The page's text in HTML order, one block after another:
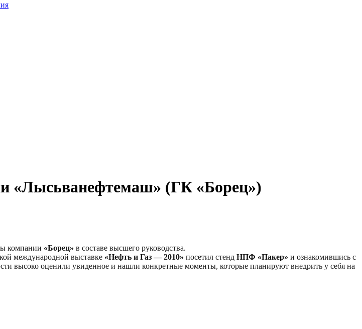
«Лысьванефтемаш» (ГК «Борец»)
компании «Борец» в составе высшего руководства.
международной выставке «Нефть и Газ — 2010» посетил стенд НПФ «Пакер» и ознакомившись с
высоко оценили увиденное и нашли конкретные моменты, которые планируют внедрить у себя на